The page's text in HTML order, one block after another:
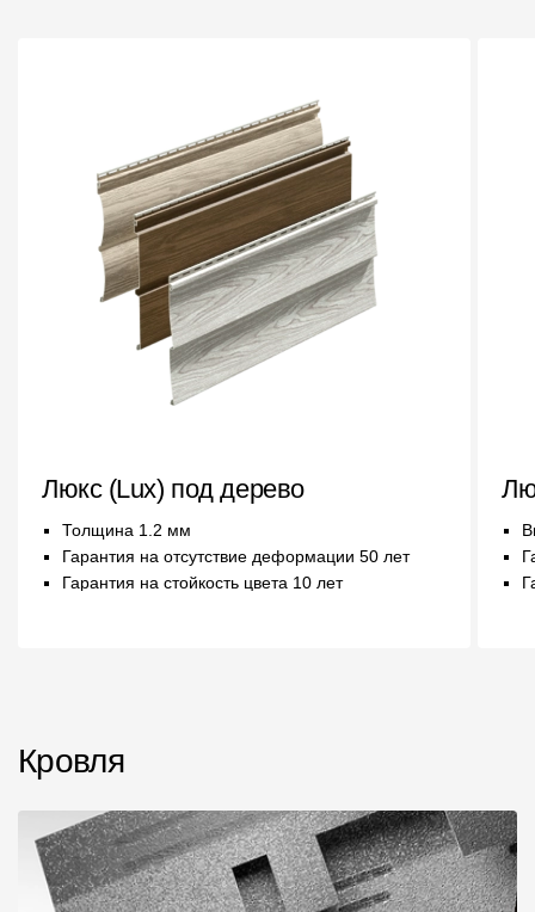
Люкс (Lux) под дерево
Толщина 1.2 мм
Гарантия на отсутствие деформации 50 лет
Гарантия на стойкость цвета 10 лет
Кровля